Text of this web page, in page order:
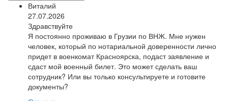
Виталий
27.07.2026
Здравствуйте
Я постоянно проживаю в Грузии по ВНЖ. Мне нужен
человек, который по нотариальной доверенности лично
придет в военкомат Красноярска, подаст заявление и
сдаст мой военный билет. Это может сделать ваш
сотрудник? Или вы только консультируете и готовите
документы?